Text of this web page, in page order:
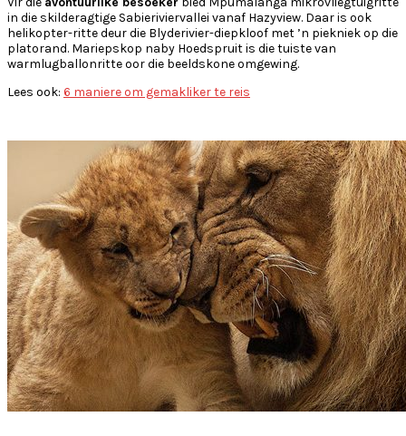
in die skilderagtige Sabieriviervallei vanaf Hazyview. Daar is ook
helikopter-ritte deur die Blyderivier-diepkloof met ’n piekniek op die
platorand. Mariepskop naby Hoedspruit is die tuiste van
warmlugballonritte oor die beeldskone omgewing.
Lees ook: 6 maniere om gemakliker te reis